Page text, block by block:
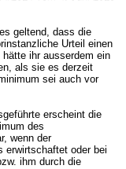
geltend, dass die
Urteil einen
ihr ausserdem ein
als sie es derzeit
sei auch vor
erscheint die
des
wenn der
erwirtschaftet oder bei
ihm durch die